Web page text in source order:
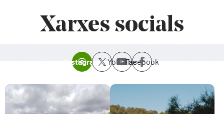
Xarxes socials
Instagram YoutubeFacebook